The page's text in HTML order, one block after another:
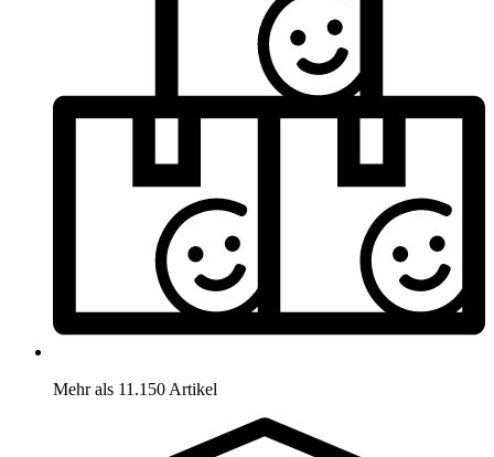
Mehr als 11.150 Artikel